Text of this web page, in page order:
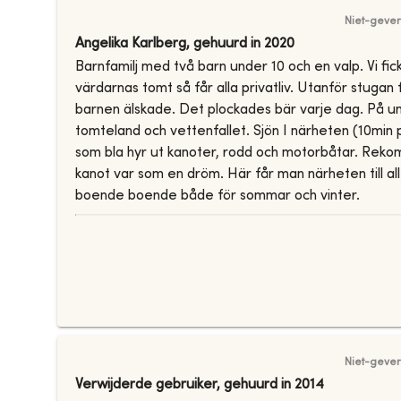
Niet-
Angelika Karlberg, gehuurd in 2020
Barnfamilj med två barn under 10 och en valp. Vi
värdarnas tomt så får alla privatliv. Utanför
barnen älskade. Det plockades bär varje dag. På
tomteland och vettenfallet. Sjön I närheten
som bla hyr ut kanoter, rodd och motorbåtar.
kanot var som en dröm. Här får man närheten till
boende boende både för sommar och vinter.
Niet-
Verwijderde gebruiker, gehuurd in 2014